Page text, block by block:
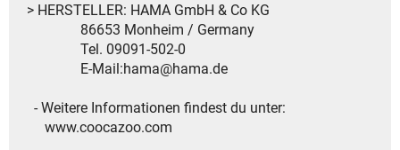
> HERSTELLER: HAMA GmbH & Co KG
86653 Monheim / Germany
Tel. 09091-502-0
E-Mail:hama@hama.de
- Weitere Informationen findest du unter:
www.coocazoo.com